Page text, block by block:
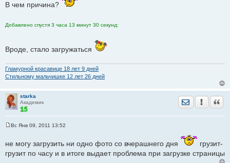
В чем причина?
Добавлено спустя 3 часа 13 минут 30 секунд:
Вроде, стало загружаться
Гламурной красавице 18 лет 9 дней
Стильному мальчишке 12 лет 26 дней
starka
Академик
Отправить
о
щ
Вс Янв 09, 2011 13:52
не могу загрузить ни одно фото со вчерашнего дня
грузит-
грузит по часу и в итоге выдает проблема при загрузке страницы